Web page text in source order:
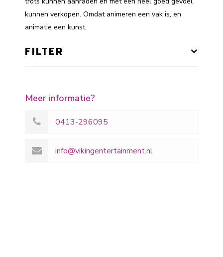
kunnen verkopen. Omdat animeren een vak is, en
animatie een kunst.
FILTER
Meer informatie?
0413-296095
info@vikingentertainment.nl